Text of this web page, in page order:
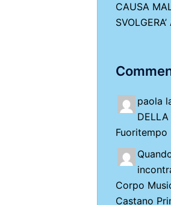
CAUSA
paola
Fuoritempo
Corpo
Castano